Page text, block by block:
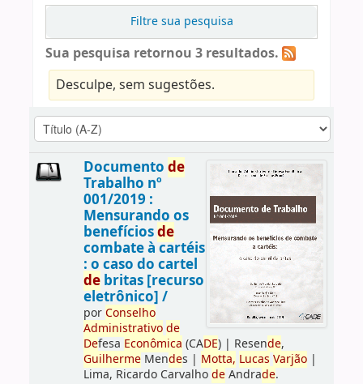
Filtre sua pesquisa
Sua pesquisa retornou 3 resultados.
Desculpe, sem sugestões.
Documento de
Trabalho nº
001/2019 :
Mensurando os
benefíciosde
combate à cartéis
: o caso do cartel
debritas [recurso
eletrônico] /
porConselho
Administrativo de
Defesa Econômica (CADE)| Resende,
GuilhermeMendes | Motta, Lucas Varjão|
Lima, Ricardo CarvalhodeAndrade.